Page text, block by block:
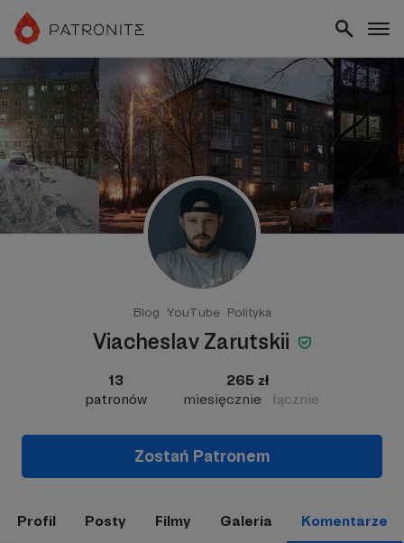
Blog YouTube Polityka
Viacheslav Zarutskii
13
patronów
265 zł
miesięcznie
łącznie
Zostań Patronem
Profil Posty Filmy Galeria Komentarze